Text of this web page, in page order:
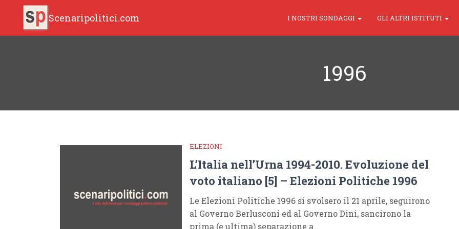
Scenaripolitici.com I NOSTRI SONDAGGI GLI ALTRI ISTITUTI
1996
ELEZIONI
L’Italia nell’Urna 1994-2010. Evoluzione del
voto italiano [5] – Elezioni Politiche 1996
Le Elezioni Politiche 1996 si svolsero il 21 aprile, seguirono
al Governo Berlusconi ed al Governo Dini, sancirono la
prima (e ultima) separazione a